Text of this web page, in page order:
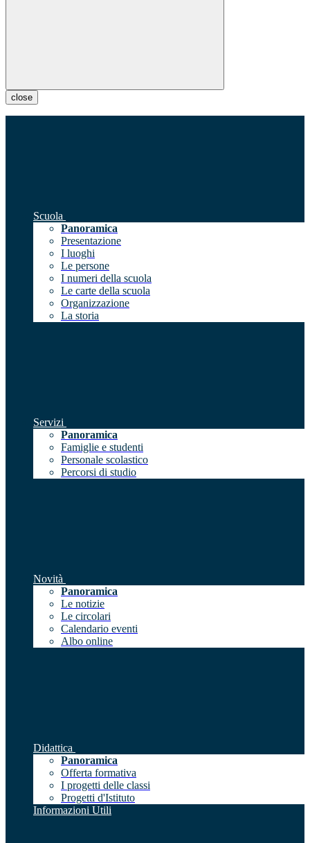
close
Scuola
Panoramica
Presentazione
I luoghi
Le persone
I numeri della scuola
Le carte della scuola
Organizzazione
La storia
Servizi
Panoramica
Famiglie e studenti
Personale scolastico
Percorsi di studio
Novità
Panoramica
Le notizie
Le circolari
Calendario eventi
Albo online
Didattica
Panoramica
Offerta formativa
I progetti delle classi
Progetti d'Istituto
Informazioni Utili